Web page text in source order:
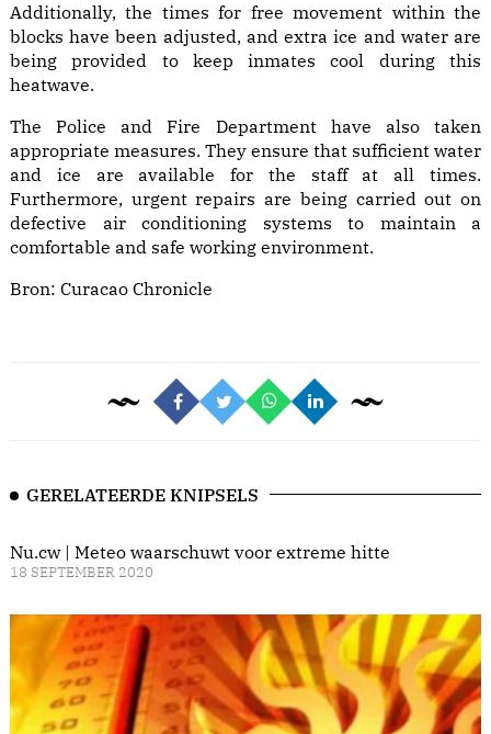
Additionally, the times for free movement within the
blocks have been adjusted, and extra ice and water are
being provided to keep inmates cool during this
heatwave.
The Police and Fire Department have also taken
appropriate measures. They ensure that sufficient water
and ice are available for the staff at all times.
Furthermore, urgent repairs are being carried out on
defective air conditioning systems to maintain a
comfortable and safe working environment.
Bron: Curacao Chronicle
GERELATEERDE KNIPSELS
Nu.cw | Meteo waarschuwt voor extreme hitte
18 SEPTEMBER 2020